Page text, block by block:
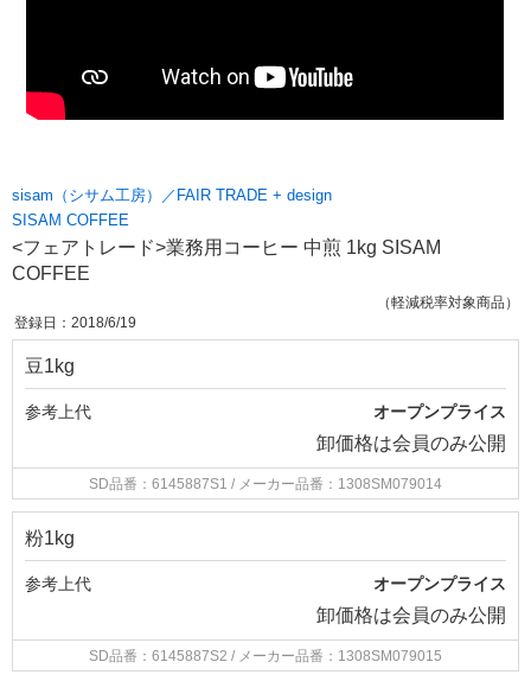
sisam（シサム工房）／FAIR TRADE + design
SISAM COFFEE
<フェアトレード>業務用コーヒー 中煎 1kg SISAM
COFFEE
（軽減税率対象商品）
登録日：2018/6/19
豆1kg
参考上代 オープンプライス
卸価格は会員のみ公開
SD品番：6145887S1 / メーカー品番：1308SM079014
粉1kg
参考上代 オープンプライス
卸価格は会員のみ公開
SD品番：6145887S2 / メーカー品番：1308SM079015